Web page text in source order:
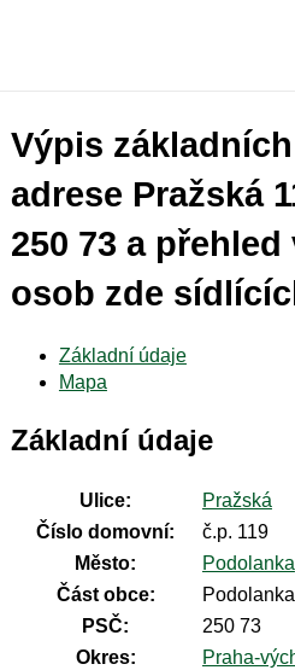
Výpis
adrese Pražská
250 73 a
osob zde
Základní údaje
Mapa
Základní údaje
Ulice:
Pražská
Číslo domovní:
č.p. 119
Město:
Podolanka
Část obce:
Podolanka
PSČ:
250 73
Okres:
Praha-